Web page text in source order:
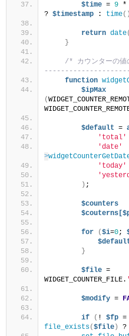
$time = 9 *
? $timestamp : time()
return date(
}
/* カウンターの
function
$ipMax
(
$default =
'total'
'date'
>
'today'
) ;
$counters
for ($i=0;
}
$file =
WIDGET_COUNTER_FILE.
$modify =
if ( ! $fp =
file_exists($file ) ?